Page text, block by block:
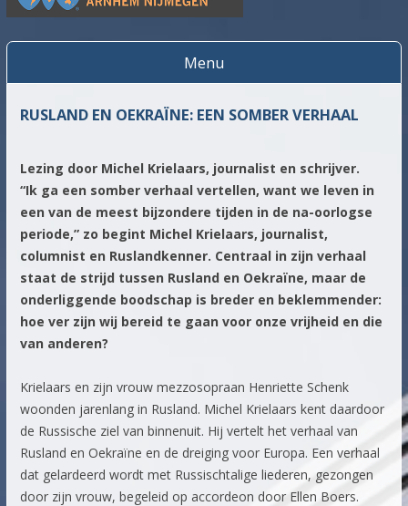
WTC Arnhem Nijmegen
World Trade Center
Menu
Spring
inhoud
RUSLAND EN OEKRAÏNE: EEN SOMBER VERHAAL
Lezing door Michel Krielaars, journalist en schrijver.
“Ik ga een somber verhaal vertellen, want we leven in
een van de meest bijzondere tijden in de na-oorlogse
periode,” zo begint Michel Krielaars, journalist,
columnist en Ruslandkenner. Centraal in zijn verhaal
staat de strijd tussen Rusland en Oekraïne, maar de
onderliggende boodschap is breder en beklemmender:
hoe ver zijn wij bereid te gaan voor onze vrijheid en die
van anderen?
Krielaars en zijn vrouw mezzosopraan Henriette Schenk
woonden jarenlang in Rusland. Michel Krielaars kent daardoor
de Russische ziel van binnenuit. Hij vertelt het verhaal van
Rusland en Oekraïne en de dreiging voor Europa. Een verhaal
dat gelardeerd wordt met Russischtalige liederen, gezongen
door zijn vrouw, begeleid op accordeon door Ellen Boers.